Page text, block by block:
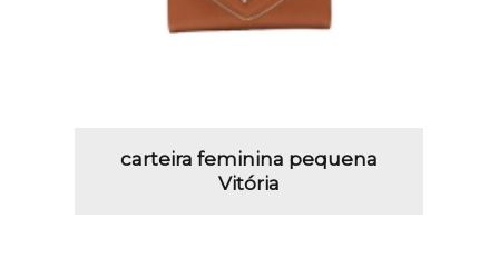
carteira feminina pequena
Vitória